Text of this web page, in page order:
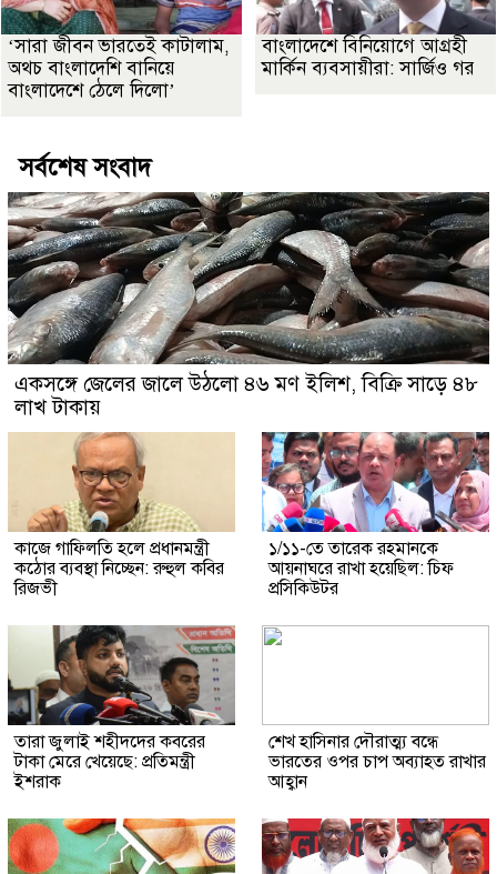
‘সারা জীবন ভারতেই কাটালাম,
অথচ বাংলাদেশি বানিয়ে
বাংলাদেশে ঠেলে দিলো’
বাংলাদেশে বিনিয়োগে আগ্রহী
মার্কিন ব্যবসায়ীরা: সার্জিও গর
সর্বশেষ সংবাদ
একসঙ্গে জেলের জালে উঠলো ৪৬ মণ ইলিশ, বিক্রি সাড়ে ৪৮
লাখ টাকায়
কাজে গাফিলতি হলে প্রধানমন্ত্রী
কঠোর ব্যবস্থা নিচ্ছেন: রুহুল কবির
রিজভী
১/১১-তে তারেক রহমানকে
আয়নাঘরে রাখা হয়েছিল: চিফ
প্রসিকিউটর
তারা জুলাই শহীদদের কবরের
টাকা মেরে খেয়েছে: প্রতিমন্ত্রী
ইশরাক
শেখ হাসিনার দৌরাত্ম্য বন্ধে
ভারতের ওপর চাপ অব্যাহত রাখার
আহ্বান